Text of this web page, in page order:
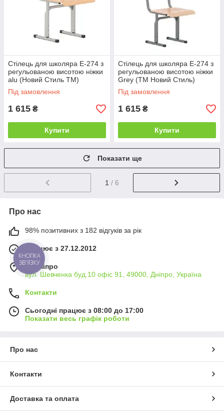
Стілець для школяра E-274 з
регульованою висотою ніжки
alu (Новий Стиль ТМ)
Під замовлення
1 615 ₴
Купити
Стілець для школяра E-274 з
регульованою висотою ніжки
Grey (ТМ Новий Стиль)
Під замовлення
1 615 ₴
Купити
Показати ще
1 / 6
Про нас
98% позитивних з 182 відгуків за рік
Працює з 27.12.2012
м. Дніпро
вул. Шевченка буд.10 офіс 91, 49000, Дніпро, Україна
Контакти
Сьогодні працює з 08:00 до 17:00
Показати весь графік роботи
Про нас
Контакти
Доставка та оплата
КНОПКА
ЗВ'ЯЗКУ